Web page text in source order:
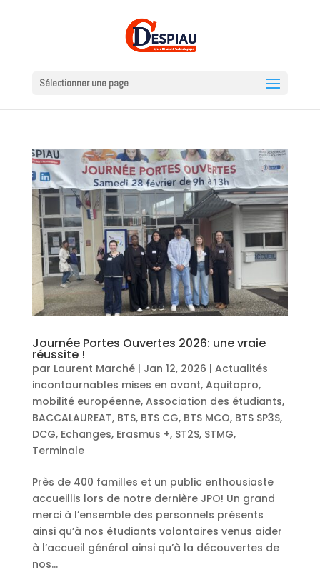
Sélectionner une page
Journée Portes Ouvertes 2026: une vraie
réussite !
par Laurent Marché| Jan 12, 2026 | Actualités
incontournables mises en avant, Aquitapro,
mobilité européenne, Association des étudiants,
BACCALAUREAT, BTS, BTS CG, BTS MCO, BTS SP3S,
DCG, Echanges, Erasmus +, ST2S, STMG,
Terminale
Près de 400 familles et un public enthousiaste
accueillis lors de notre dernière JPO! Un grand
merci à l’ensemble des personnels présents
ainsi qu’à nos étudiants volontaires venus aider
à l’accueil général ainsi qu’à la découvertes de
nos...